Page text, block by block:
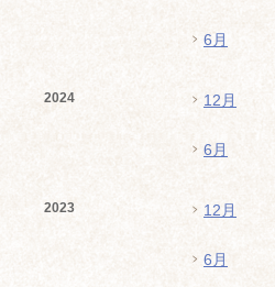
6月
2024 12月
6月
2023 12月
6月